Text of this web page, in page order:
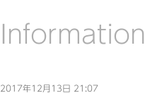
Information
2017年12月13日 21:07